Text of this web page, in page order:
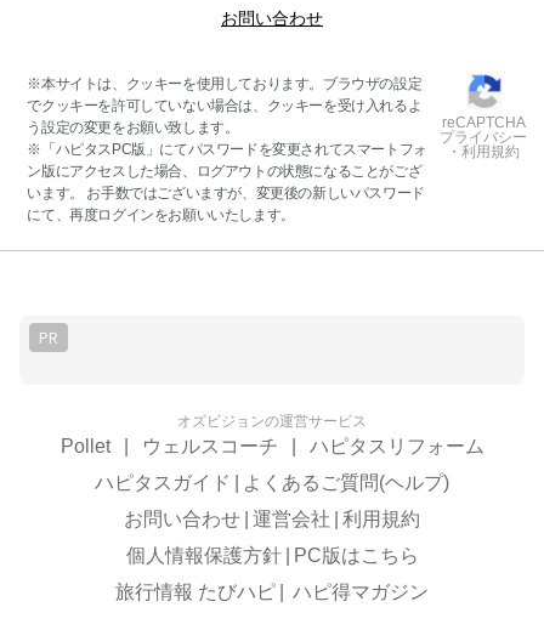
お問い合わせ
※本サイトは、クッキーを使用しております。ブラウザの設定
でクッキーを許可していない場合は、クッキーを受け入れるよ
う設定の変更をお願い致します。
※「ハピタスPC版」にてパスワードを変更されてスマートフォ
ン版にアクセスした場合、ログアウトの状態になることがござ
います。 お手数ではございますが、変更後の新しいパスワード
にて、再度ログインをお願いいたします。
reCAPTCHA
プライバシー
・利用規約
PR
オズビジョンの運営サービス
Pollet ウェルスコーチ
ハピタスリフォーム
ハピタスガイド
よくあるご質問(ヘルプ)
お問い合わせ 運営会社
利用規約
個人情報保護方針
PC版はこちら
旅行情報 たびハピ
ハピ得マガジン